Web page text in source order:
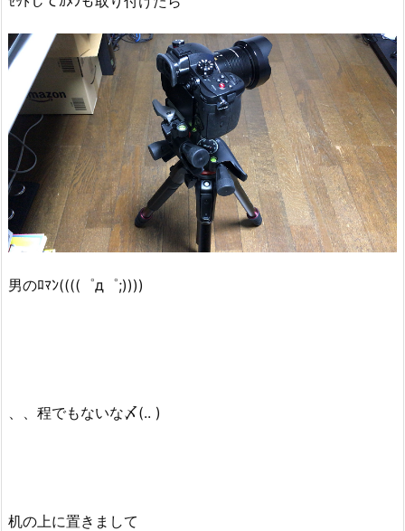
男のﾛﾏﾝ((((゜д゜;))))
、、程でもないな〆(.. )
机の上に置きまして